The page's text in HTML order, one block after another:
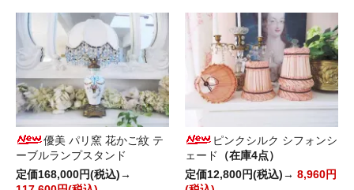
優美 パリ窯 花かご紋 テ
ーブルランプスタンド
定価168,000円(税込)→
ピンクシルク シフォンシ
ェード
（在庫4点）
定価12,800円(税込)→ 8,960円